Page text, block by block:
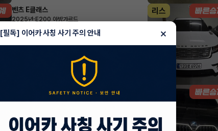
벤츠 E클래스
2025년· E200 아방가르드
월 974,780 원 X49 개월
지원금 7,000,000원
조회 699방금전
리스
포르쉐 박스터
2023년·4.0 Boxster GTS
지원금20,000,000원
조회 1,409 1시간 전
[필독] 이어카 사칭 사기 주의 안내 ×